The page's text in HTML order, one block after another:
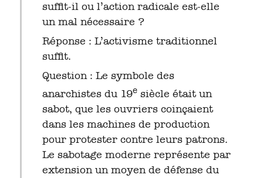
suffit-il ou l’action radicale est-elle
un mal nécessaire ?
Réponse : L’activisme traditionnel
suffit.
Question : Le symbole des
anarchistes du 19esiècle était un
sabot, que les ouvriers coinçaient
dans les machines de production
pour protester contre leurs patrons.
Le sabotage moderne représente par
extension un moyen de défense du